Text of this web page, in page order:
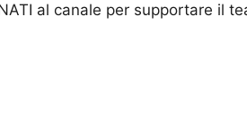
al canale per supportare il